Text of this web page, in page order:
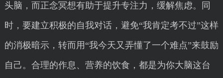
头脑，而正念冥想有助于提升专注力，缓解焦虑。同
时，要建立积极的自我对话，避免“我肯定考不过”这样
的消极暗示，转而用“我今天又弄懂了一个难点”来鼓励
自己。合理的作息、营养的饮食，都是为你大脑这台